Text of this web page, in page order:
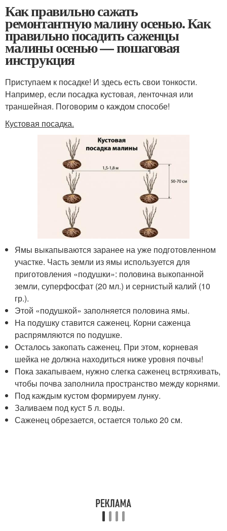
Как правильно сажать
ремонтантную малину осенью. Как
правильно посадить саженцы
малины осенью — пошаговая
инструкция
Приступаем к посадке! И здесь есть свои тонкости.
Например, если посадка кустовая, ленточная или
траншейная. Поговорим о каждом способе!
Кустовая посадка.
Ямы выкапываются заранее на уже подготовленном
участке. Часть земли из ямы используется для
приготовления «подушки»: половина выкопанной
земли, суперфосфат (20 мл.) и сернистый калий (10
гр.).
Этой «подушкой» заполняется половина ямы.
На подушку ставится саженец. Корни саженца
распрямляются по подушке.
Осталось закопать саженец. При этом, корневая
шейка не должна находиться ниже уровня почвы!
Пока закапываем, нужно слегка саженец встряхивать,
чтобы почва заполнила пространство между корнями.
Под каждым кустом формируем лунку.
Заливаем под куст 5 л. воды.
Саженец обрезается, остается только 20 см.